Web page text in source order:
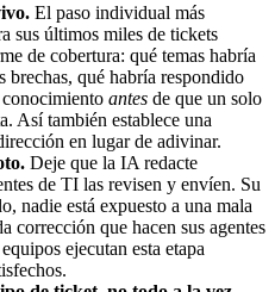
El paso individual más
sus últimos miles de tickets
de cobertura: qué temas habría
brechas, qué habría respondido
antes de que un solo
Así también establece una
en lugar de adivinar.
Deje que la IA redacte
de TI las revisen y envíen. Su
nadie está expuesto a una mala
corrección que hacen sus agentes
ejecutan esta etapa